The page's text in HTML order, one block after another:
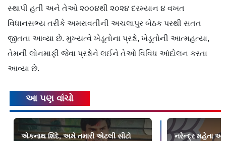
સ્થાપી હતી અને તેઓ ૨૦૦૪થી ૨૦૨૪ દરમ્યાન ૪ વખત
વિધાનસભ્ય તરીકે અમરાવતીની અચલાપુર બેઠક પરથી સતત
જીતતા આવ્યા છે. મુખ્યત્વે ખેડૂતોના પ્રશ્નો, ખેડૂતોની આત્મહત્યા,
તેમની લોનમાફી જેવા પ્રશ્નોને લઈને તેઓ વિવિધ આંદોલન કરતા
આવ્યા છે.
આ પણ વાંચો
એકનાથ શિંદે, અમે તમારી એટલી સીટો
નરેન્દ્ર મહેતા